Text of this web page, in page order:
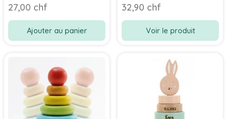
Enfant dès 1 an
27,00 chf
Ajouter au panier
mois, Cadeau
personnalisé
32,90 chf
Voir le produit